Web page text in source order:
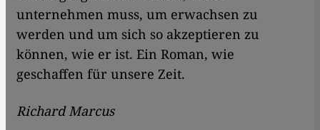
unternehmen muss, um erwachsen zu
werden und um sich so akzeptieren zu
können, wie er ist. Ein Roman, wie
geschaffen für unsere Zeit.
Richard Marcus